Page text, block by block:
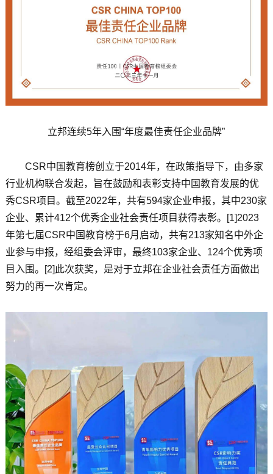
立邦连续5年入围“年度最佳责任企业品牌”
CSR中国教育榜创立于2014年，在政策指导下，由多家
行业机构联合发起，旨在鼓励和表彰支持中国教育发展的优
秀CSR项目。截至2022年，共有594家企业申报，其中230家
企业、累计412个优秀企业社会责任项目获得表彰。[1]2023
年第七届CSR中国教育榜于6月启动，共有213家知名中外企
业参与申报，经组委会评审，最终103家企业、124个优秀项
目入围。[2]此次获奖，是对于立邦在企业社会责任方面做出
努力的再一次肯定。